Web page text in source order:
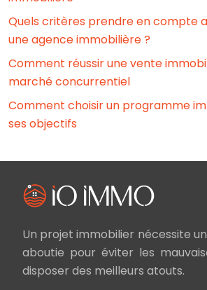
Quels critères prendre en compte
une agence immobilière ?
Comment réussir une vente
marché concurrentiel
Comment choisir un programme
ses objectifs
Un projet immobilier nécessite
aboutie pour éviter les
disposer des meilleurs atouts.